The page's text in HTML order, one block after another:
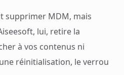
supprimer MDM, mais
lui, retire la
à vos contenus ni
réinitialisation, le verrou